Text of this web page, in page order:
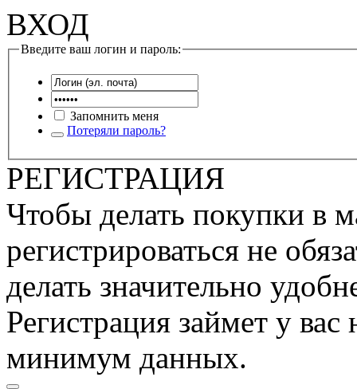
ВХОД
Введите ваш логин и пароль:
Запомнить меня
Потеряли пароль?
РЕГИСТРАЦИЯ
Чтобы делать покупки в
регистрироваться не
делать значительно
Регистрация займет у
минимум данных.